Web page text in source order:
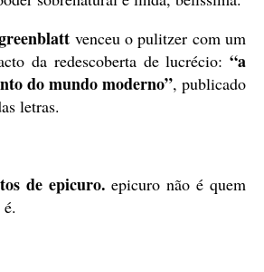
venceu o pulitzer com um
da redescoberta de lucrécio: “a
do mundo moderno”, publicado
letras.
de epicuro. epicuro não é quem